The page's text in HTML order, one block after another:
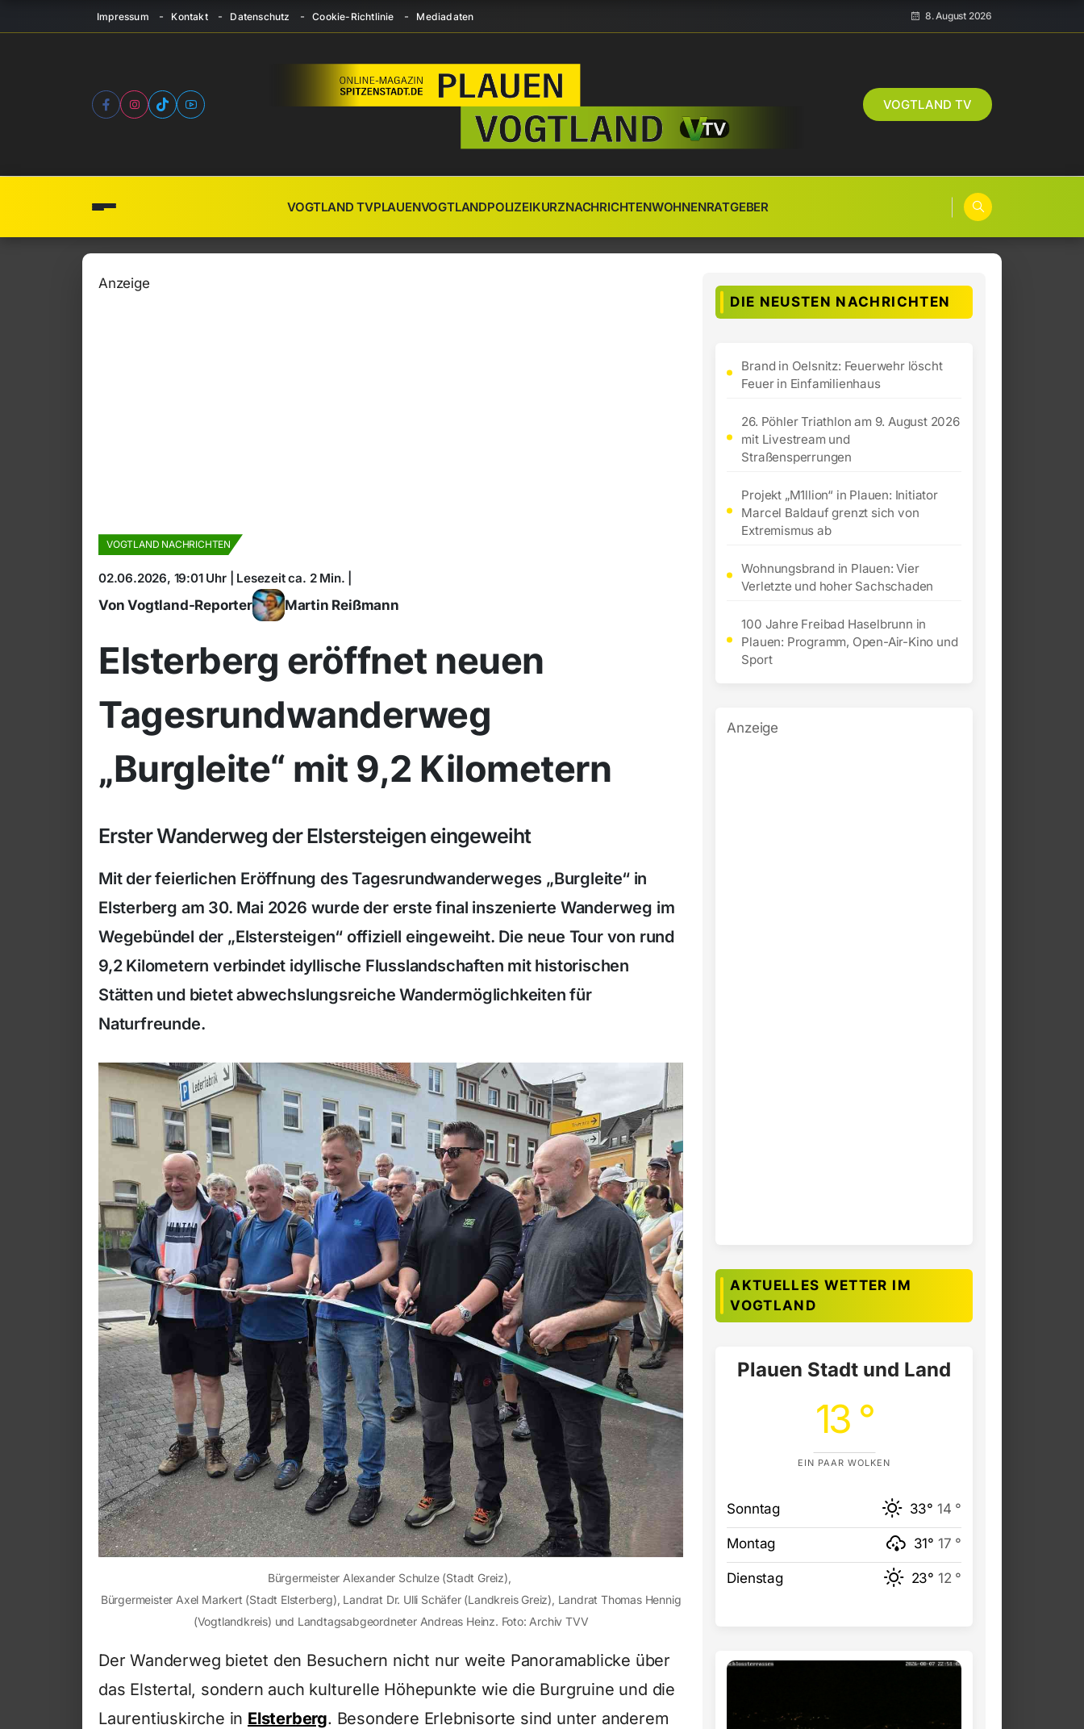
Impressum Kontakt Datenschutz Cookie-Richtlinie Mediadaten 8. August 2026
VOGTLAND TV
VOGTLAND TVPLAUENVOGTLANDPOLIZEIKURZNACHRICHTENWOHNENRATGEBER
Anzeige
VOGTLAND NACHRICHTEN
02.06.2026, 19:01 Uhr | Lesezeit ca. 2 Min. |
Von Vogtland-Reporter Martin Reißmann
Elsterberg eröffnet neuen
Tagesrundwanderweg
„Burgleite“ mit 9,2 Kilometern
Erster Wanderweg der Elstersteigen eingeweiht
Mit der feierlichen Eröffnung des Tagesrundwanderweges „Burgleite“ in
Elsterberg am 30. Mai 2026 wurde der erste final inszenierte Wanderweg im
Wegebündel der „Elstersteigen“ offiziell eingeweiht. Die neue Tour von rund
9,2 Kilometern verbindet idyllische Flusslandschaften mit historischen
Stätten und bietet abwechslungsreiche Wandermöglichkeiten für
Naturfreunde.
Bürgermeister Alexander Schulze (Stadt Greiz),
Bürgermeister Axel Markert (Stadt Elsterberg), Landrat Dr. Ulli Schäfer (Landkreis Greiz), Landrat Thomas Hennig
(Vogtlandkreis) und Landtagsabgeordneter Andreas Heinz. Foto: Archiv TVV
Der Wanderweg bietet den Besuchern nicht nur weite Panoramablicke über
das Elstertal, sondern auch kulturelle Höhepunkte wie die Burgruine und die
Laurentiuskirche in Elsterberg. Besondere Erlebnisorte sind unter anderem
DIE NEUSTEN NACHRICHTEN
Brand in Oelsnitz: Feuerwehr löscht
Feuer in Einfamilienhaus
26. Pöhler Triathlon am 9. August 2026
mit Livestream und
Straßensperrungen
Projekt „M1llion“ in Plauen: Initiator
Marcel Baldauf grenzt sich von
Extremismus ab
Wohnungsbrand in Plauen: Vier
Verletzte und hoher Sachschaden
100 Jahre Freibad Haselbrunn in
Plauen: Programm, Open-Air-Kino und
Sport
Anzeige
AKTUELLES WETTER IM
VOGTLAND
Plauen Stadt und Land
13 °
EIN PAAR WOLKEN
Sonntag 33° 14 °
Montag 31° 17 °
Dienstag 23° 12 °